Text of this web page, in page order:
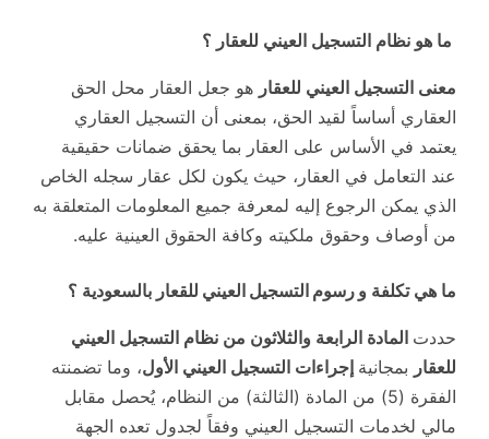
ما هو نظام التسجيل العيني للعقار ؟
معنى التسجيل العيني للعقار هو جعل العقار محل الحق
العقاري أساساً لقيد الحق، بمعنى أن التسجيل العقاري
يعتمد في الأساس على العقار بما يحقق ضمانات حقيقية
عند التعامل في العقار، حيث يكون لكل عقار سجله الخاص
الذي يمكن الرجوع إليه لمعرفة جميع المعلومات المتعلقة به
من أوصاف وحقوق ملكيته وكافة الحقوق العينية عليه.
ما هي تكلفة و رسوم التسجيل العيني للقعار بالسعودية ؟
حددت المادة الرابعة والثلاثون من نظام التسجيل العيني
للعقار بمجانية إجراءات التسجيل العيني الأول، وما تضمنته
الفقرة (5) من المادة (الثالثة) من النظام، يُحصل مقابل
مالي لخدمات التسجيل العيني وفقاً لجدول تعده الجهة